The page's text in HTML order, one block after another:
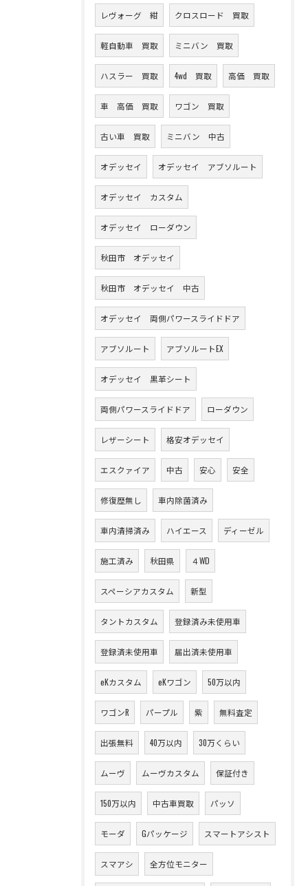
レヴォーグ 紺 クロスロード 買取
軽自動車 買取 ミニバン 買取
ハスラー 買取 4wd 買取 高価 買取
車 高価 買取 ワゴン 買取
古い車 買取 ミニバン 中古
オデッセイ オデッセイ アブソルート
オデッセイ カスタム
オデッセイ ローダウン
秋田市 オデッセイ
秋田市 オデッセイ 中古
オデッセイ 両側パワースライドドア
アブソルート アブソルートEX
オデッセイ 黒革シート
両側パワースライドドア ローダウン
レザーシート 格安オデッセイ
エスクァイア 中古 安心 安全
修復歴無し 車内除菌済み
車内清掃済み ハイエース ディーゼル
施工済み 秋田県 ４WD
スペーシアカスタム 新型
タントカスタム 登録済み未使用車
登録済未使用車 届出済未使用車
eKカスタム eKワゴン 50万以内
ワゴンR パープル 紫 無料査定
出張無料 40万以内 30万くらい
ムーヴ ムーヴカスタム 保証付き
150万以内 中古車買取 パッソ
モーダ Gパッケージ スマートアシスト
スマアシ 全方位モニター